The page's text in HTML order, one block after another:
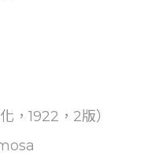
，1922，2版）